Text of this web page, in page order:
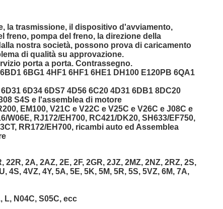
la trasmissione, il dispositivo d'avviamento,
freno, pompa del freno, la direzione della
nostra società, possono prova di caricamento
di qualità su approvazione.
porta a porta. Contrassegno.
6BG1 4HF1 6HF1 6HE1 DH100 E120PB 6QA1
6D34 6DS7 4D56 6C20 4D31 6DB1 8DC20
S4S e l'assemblea di motore
EM100, V21C e V22C e V25C e V26C e J08C e
W06E, RJ172/EH700, RC421/DK20, SH633/EF750,
RR172/EH700, ricambi auto ed Assemblea
22R, 2A, 2AZ, 2E, 2F, 2GR, 2JZ, 2MZ, 2NZ, 2RZ, 2S,
4S, 4VZ, 4Y, 5A, 5E, 5K, 5M, 5R, 5S, 5VZ, 6M, 7A,
L, N04C, S05C, ecc